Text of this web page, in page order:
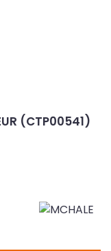
(CTP00541)